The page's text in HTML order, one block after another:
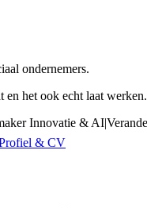
ondernemers.
en het ook echt laat werken.
Innovatie & AI|
& CV